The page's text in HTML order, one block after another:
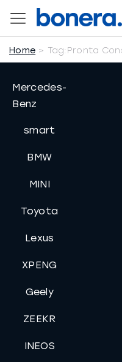
Salta
contenuto
Home Tag: Pronta
Mercedes-
Benz
smart
BMW
MINI
Toyota
Lexus
XPENG
Geely
ZEEKR
INEOS